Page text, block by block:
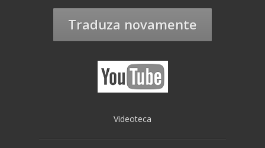
Traduza novamente
Videoteca